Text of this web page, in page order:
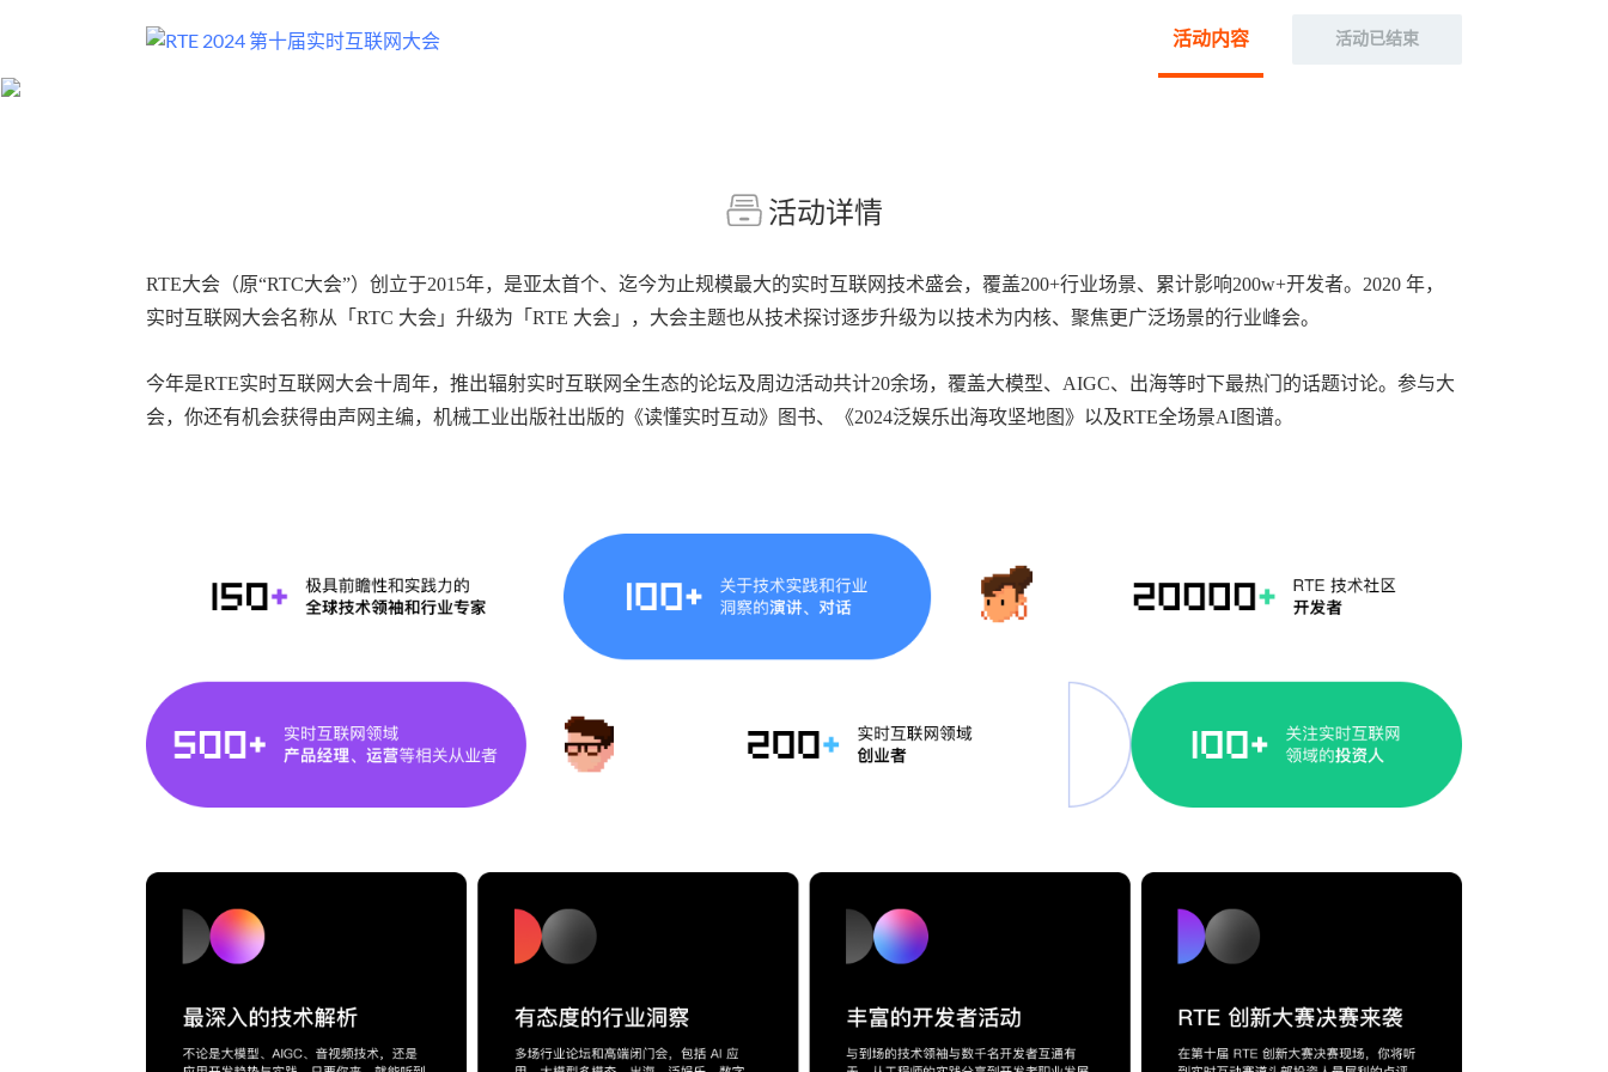
活动内容 活动已结束
活动详情
RTE大会（原“RTC大会”）创立于2015年，是亚太首个、迄今为止规模最大的实时互联网技术盛会，覆盖200+行业场景、累计影响200w+开发者。2020 年，
实时互联网大会名称从「RTC 大会」升级为「RTE 大会」，大会主题也从技术探讨逐步升级为以技术为内核、聚焦更广泛场景的行业峰会。
今年是RTE实时互联网大会十周年，推出辐射实时互联网全生态的论坛及周边活动共计20余场，覆盖大模型、AIGC、出海等时下最热门的话题讨论。参与大
会，你还有机会获得由声网主编，机械工业出版社出版的《读懂实时互动》图书、《2024泛娱乐出海攻坚地图》以及RTE全场景AI图谱。